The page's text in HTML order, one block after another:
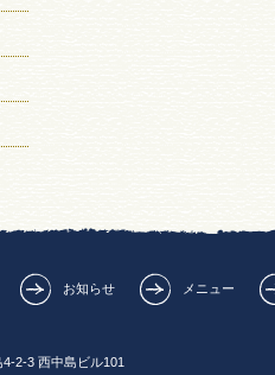
お知らせ メニュー
2-3 西中島ビル101